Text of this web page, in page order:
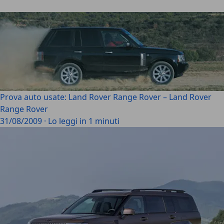
Prova auto usate: Land Rover Range Rover – Land Rover
Range Rover
31/08/2009 · Lo leggi in 1 minuti